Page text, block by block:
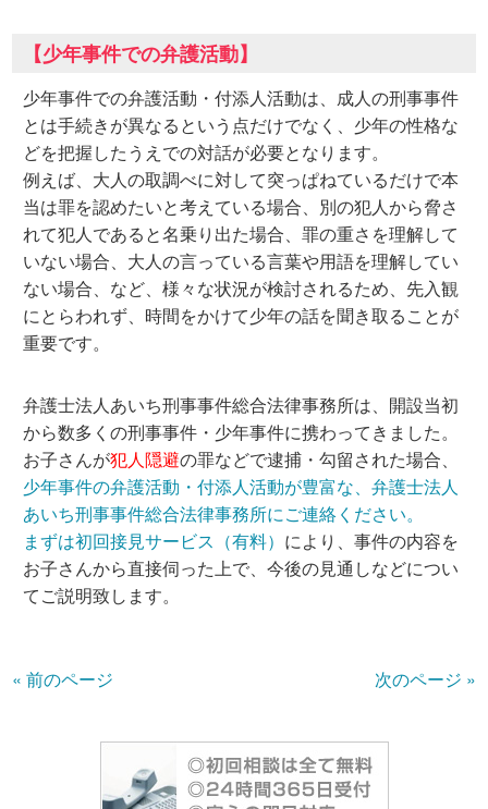
【少年事件での弁護活動】
少年事件での弁護活動・付添人活動は、成人の刑事事件
とは手続きが異なるという点だけでなく、少年の性格な
どを把握したうえでの対話が必要となります。
例えば、大人の取調べに対して突っぱねているだけで本
当は罪を認めたいと考えている場合、別の犯人から脅さ
れて犯人であると名乗り出た場合、罪の重さを理解して
いない場合、大人の言っている言葉や用語を理解してい
ない場合、など、様々な状況が検討されるため、先入観
にとらわれず、時間をかけて少年の話を聞き取ることが
重要です。
弁護士法人あいち刑事事件総合法律事務所は、開設当初
から数多くの刑事事件・少年事件に携わってきました。
お子さんが犯人隠避の罪などで逮捕・勾留された場合、
少年事件の弁護活動・付添人活動が豊富な、弁護士法人
あいち刑事事件総合法律事務所にご連絡ください。
まずは初回接見サービス（有料） により、事件の内容を
お子さんから直接伺った上で、今後の見通しなどについ
てご説明致します。
« 前のページ 次のページ »